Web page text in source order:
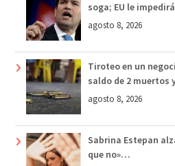
soga; EU le
agosto 8, 2026
Tiroteo en un
saldo de 2 muertos
agosto 8, 2026
Sabrina Estepan
que no»…